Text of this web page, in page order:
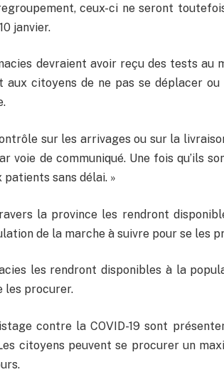
ceux-ci ne seront
janvier.
devraient avoir reçu des tests au
aux citoyens de ne pas se déplacer
sur les arrivages ou sur la
voie de communiqué. Une fois qu’ils
patients sans délai. »
la province les rendront
de la marche à suivre pour se les
les rendront disponibles à la
les procurer.
contre la COVID-19 sont
citoyens peuvent se procurer un